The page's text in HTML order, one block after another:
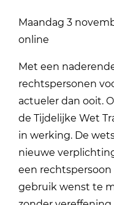
Maandag 3
online
Met een
rechtspersonen
actueler dan ooit.
de Tijdelijke Wet
in werking. De
nieuwe
een
gebruik wenst te